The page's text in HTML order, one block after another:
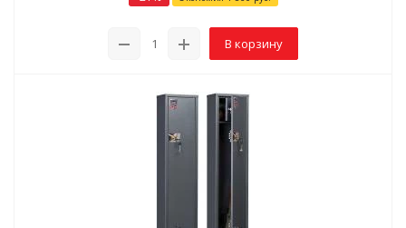
В корзину